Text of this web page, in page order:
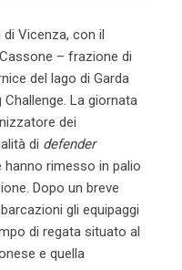
di Vicenza, con il
– frazione di
del lago di Garda
Challenge. La giornata
dei
di defender
rimesso in palio
Dopo un breve
gli equipaggi
di regata situato al
e quella